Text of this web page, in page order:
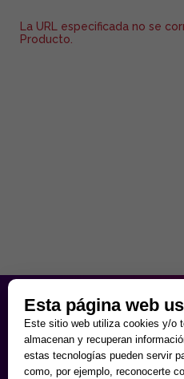
La URL especificada no se
Producto.
de Lunes
9:30 -
10:00 - 14:00
Esta página web
Este sitio web utiliza cookies y/o
almacenan y recuperan
estas tecnologías pueden servir
como, por ejemplo, reconocerte